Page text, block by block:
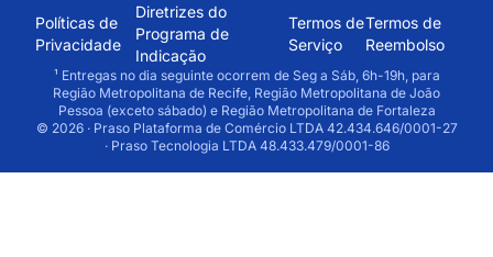
Políticas de
Privacidade
Diretrizes do
Programa de
Indicação
Termos de
Serviço
Termos de
Reembolso
¹ Entregas no dia seguinte ocorrem de Seg a Sáb, 6h-19h, para
Região Metropolitana de Recife, Região Metropolitana de João
Pessoa (exceto sábado) e Região Metropolitana de Fortaleza
© 2026 · Praso Plataforma de Comércio LTDA 42.434.646/0001-27
· Praso Tecnologia LTDA 48.433.479/0001-86